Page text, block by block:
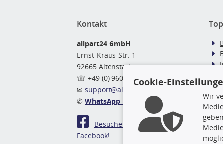
Kontakt
allpart24 GmbH
Ernst-Kraus-Str. 1
92665 Altenstadt
☏ +49 (0) 9602 / 9 42 49 46
✉ support@allpart24.de
✆ WhatsApp Nachricht
Besuchen Sie uns auf
Facebook!
Cookie-
Wir